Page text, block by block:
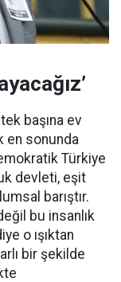
başına ev
en sonunda
Türkiye
devleti, eşit
barıştır.
bu insanlık
o ışıktan
bir şekilde